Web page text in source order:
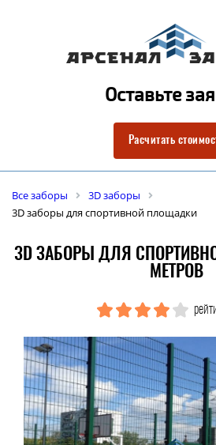
Оставьте
Расчитать
Все заборы
3D заборы
3D заборы для спортивной площадки
3D ЗАБОРЫ ДЛЯ
МЕТРОВ